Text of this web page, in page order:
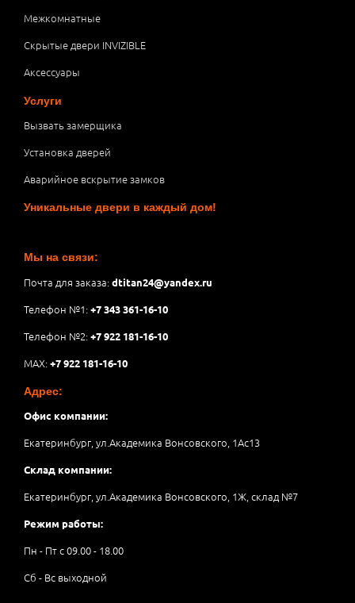
Межкомнатные
Скрытые двери INVIZIBLE
Аксессуары
Услуги
Вызвать замерщика
Установка дверей
Аварийное вскрытие замков
Уникальные двери в каждый дом!
Мы на связи:
Почта для заказа:dtitan24@yandex.ru
Телефон №1:+7 343 361-16-10
Телефон №2:+7 922 181-16-10
MAX:+7 922 181-16-10
Адрес:
Офис компании:
Екатеринбург, ул.Академика Вонсовского, 1Аc13
Склад компании:
Екатеринбург, ул.Академика Вонсовского, 1Ж, склад №7
Режим работы:
Пн - Пт с 09.00 - 18.00
Сб - Вс выходной